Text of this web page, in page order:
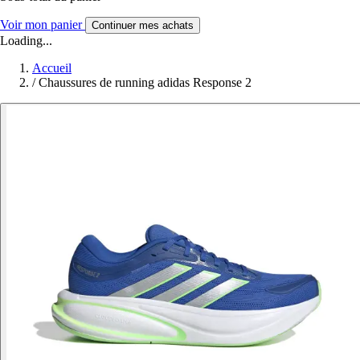
Voir mon panier Continuer mes achats
Loading...
Accueil
/ Chaussures de running adidas Response 2